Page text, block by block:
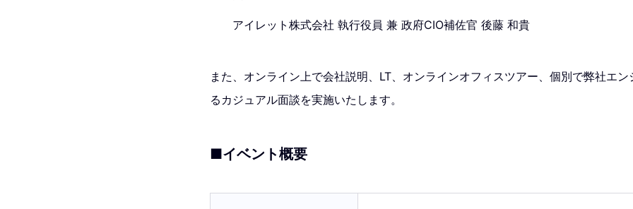
アイレット株式会社 執行役員 兼 政府CIO補佐官 後藤 和貴
また、オンライン上で会社説明、LT、オンラインオフィスツアー、個別で弊社エ
るカジュアル面談を実施いたします。
■イベント概要